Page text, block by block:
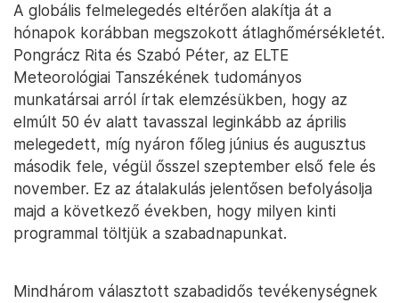
A globális felmelegedés eltérően alakítja át a
hónapok korábban megszokott átlaghőmérsékletét.
Pongrácz Rita és Szabó Péter, az ELTE
Meteorológiai Tanszékének tudományos
munkatársai arról írtak elemzésükben, hogy az
elmúlt 50 év alatt tavasszal leginkább az április
melegedett, míg nyáron főleg június és augusztus
második fele, végül ősszel szeptember első fele és
november. Ez az átalakulás jelentősen befolyásolja
majd a következő években, hogy milyen kinti
programmal töltjük a szabadnapunkat.
Mindhárom választott szabadidős tevékenységnek